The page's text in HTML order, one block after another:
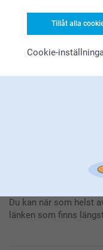
Tillåt alla
Cookie-
Genom att
informationen om
Du kan när som helst
länken som finns